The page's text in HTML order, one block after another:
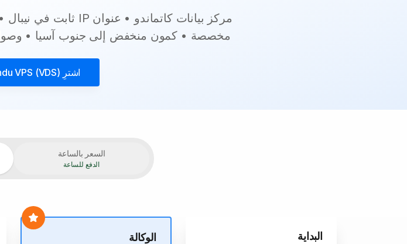
مخصصة • كمون منخفض إلى جنوب آسيا • وصول
اشترِ VPS (VDS)
السعر بالساعة
الدفع للساعة
البداية الوكالة